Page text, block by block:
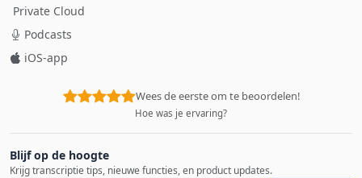
Private Cloud
Podcasts
iOS-app
Wees de eerste om te beoordelen!
Hoe was je ervaring?
Blijf op de hoogte
Krijg transcriptie tips, nieuwe functies, en product updates.